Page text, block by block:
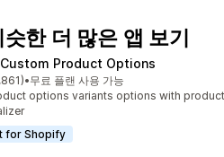
한 더 많은 앱 보기
Product Options
중
개
•무료 플랜 사용 가능
options variants options with product
for Shopify